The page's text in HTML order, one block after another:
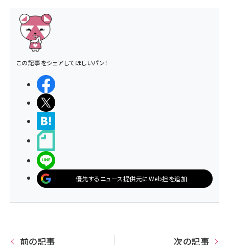
この記事をシェアしてほしいパン！
優先するニュース提供元にWeb担を追加
前の記事 次の記事